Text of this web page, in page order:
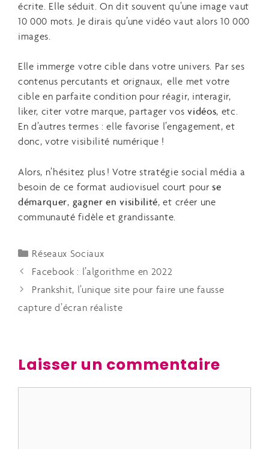
écrite. Elle séduit. On dit souvent qu’une image vaut
10 000 mots. Je dirais qu’une vidéo vaut alors 10 000
images.
Elle immerge votre cible dans votre univers. Par ses
contenus percutants et orignaux, elle met votre
cible en parfaite condition pour réagir, interagir,
liker, citer votre marque, partager vosvidéos, etc.
En d’autres termes : elle favorise l’engagement, et
donc, votre visibilité numérique !
Alors, n’hésitez plus ! Votre stratégie social média a
besoin de ce format audiovisuel court pourse
démarquer, gagner en visibilité, et créer une
communauté fidèle et grandissante.
Réseaux Sociaux
Facebook : l’algorithme en 2022
Prankshit, l’unique site pour faire une fausse
capture d’écran réaliste
Laisser un commentaire